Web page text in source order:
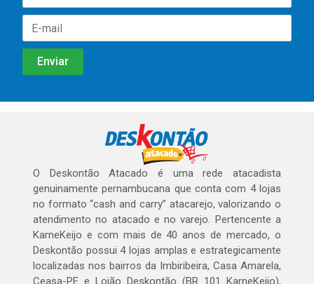
O Deskontão Atacado é uma rede atacadista
genuinamente pernambucana que conta com 4 lojas
no formato “cash and carry” atacarejo, valorizando o
atendimento no atacado e no varejo. Pertencente a
KarneKeijo e com mais de 40 anos de mercado, o
Deskontão possui 4 lojas amplas e estrategicamente
localizadas nos bairros da Imbiribeira, Casa Amarela,
Ceasa-PE e Lojão Deskontão (BR 101 KarneKeijo),